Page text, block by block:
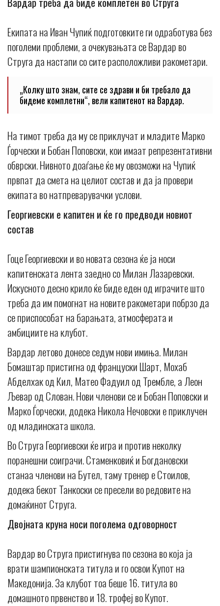
Екипата на Иван Чупиќ подготовките ги одработува без
поголеми проблеми, а очекувањата се Вардар во
Струга да настапи со сите расположливи ракометари.
„Колку што знам, сите се здрави и би требало да
бидеме комплетни“, вели капитенот на Вардар.
На тимот треба да му се приклучат и младите Марко
Ѓорчески и Бобан Поповски, кои имаат репрезентативни
обврски. Нивното доаѓање ќе му овозможи на Чупиќ
првпат да смета на целиот состав и да ја провери
екипата во натпреварувачки услови.
Георгиевски е капитен и ќе го предводи новиот
состав
Гоце Георгиевски и во новата сезона ќе ја носи
капитенската лента заедно со Милан Лазаревски.
Искусното десно крило ќе биде еден од играчите што
треба да им помогнат на новите ракометари побрзо да
се приспособат на барањата, атмосферата и
амбициите на клубот.
Вардар летово донесе седум нови имиња. Милан
Бомаштар пристигна од француски Шарт, Мохаб
Абделхак од Кил, Матео Фадуил од Трембле, а Леон
Љевар од Слован. Нови членови се и Бобан Поповски и
Марко Ѓорчески, додека Никола Нечовски е приклучен
од младинската школа.
Во Струга Георгиевски ќе игра и против неколку
поранешни соиграчи. Стаменковиќ и Богдановски
станаа членови на Бутел, таму тренер е Стоилов,
додека бекот Танкоски се пресели во редовите на
домаќинот Струга.
Двојната круна носи поголема одговорност
Вардар во Струга пристигнува по сезона во која ја
врати шампионската титула и го освои Купот на
Македонија. За клубот тоа беше 16. титула во
домашното првенство и 18. трофеј во Купот.